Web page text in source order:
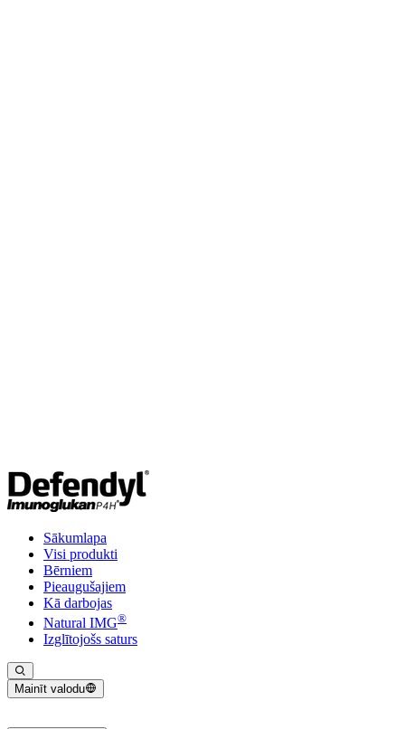
Sākumlapa
Visi produkti
Bērniem
Pieaugušajiem
Kā darbojas
Natural IMG®
Izglītojošs saturs
Mainīt valodu